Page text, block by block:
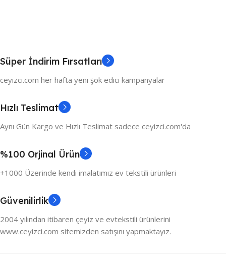
Süper İndirim Fırsatları
ceyizci.com her hafta yeni şok edici kampanyalar
Hızlı Teslimat
Aynı Gün Kargo ve Hızlı Teslimat sadece ceyizci.com'da
%100 Orjinal Ürün
+1000 Üzerinde kendi imalatımız ev tekstili ürünleri
Güvenilirlik
2004 yılından itibaren çeyiz ve evtekstili ürünlerini
www.ceyizci.com sitemizden satışını yapmaktayız.